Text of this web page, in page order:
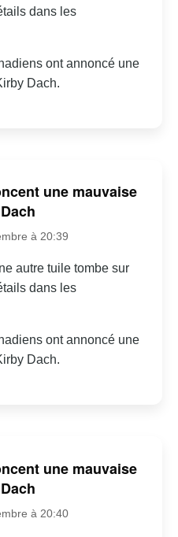
dans les
ont annoncé une
Dach.
une mauvaise
à 20:39
autre tuile tombe sur
dans les
ont annoncé une
Dach.
une mauvaise
à 20:40